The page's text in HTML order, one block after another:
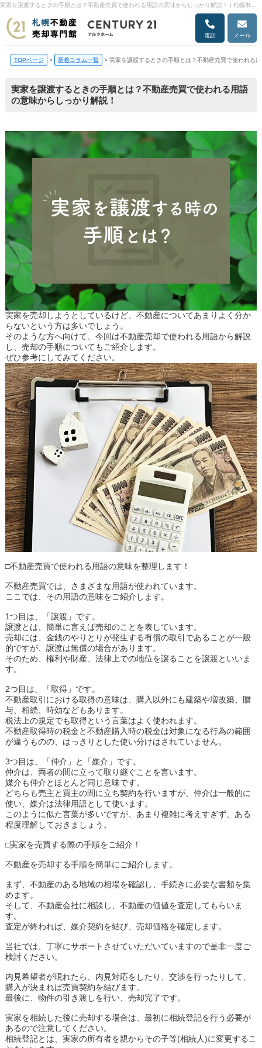
電話 メール
TOPページ > 新着コラム一覧 > 実家を譲渡するときの手順とは？不動産売買で使われる
実家を譲渡するときの手順とは？不動産売買で使われる用語
の意味からしっかり解説！
実家を売却しようとしているけど、不動産についてあまりよく分か
らないという方は多いでしょう。
そのような方へ向けて、今回は不動産売却で使われる用語から解説
し、売却の手順についてもご紹介します。
ぜひ参考にしてみてください。
□不動産売買で使われる用語の意味を整理します！
不動産売買では、さまざまな用語が使われています。
ここでは、その用語の意味をご紹介します。
1つ目は、「譲渡」です。
譲渡とは、簡単に言えば売却のことを表しています。
売却には、金銭のやりとりが発生する有償の取引であることが一般
的ですが、譲渡は無償の場合があります。
そのため、権利や財産、法律上での地位を譲ることを譲渡といいま
す。
2つ目は、「取得」です。
不動産取引における取得の意味は、購入以外にも建築や増改築、贈
与、相続、時効などもあります。
税法上の規定でも取得という言葉はよく使われます。
不動産取得時の税金と不動産購入時の税金は対象になる行為の範囲
が違うものの、はっきりとした使い分けはされていません。
3つ目は、「仲介」と「媒介」です。
仲介は、両者の間に立って取り継ぐことを言います。
媒介も仲介とほとんど同じ意味です。
どちらも売主と買主の間に立ち契約を行いますが、仲介は一般的に
使い、媒介は法律用語として使います。
このように似た言葉が多いですが、あまり複雑に考えすぎず、ある
程度理解しておきましょう。
□実家を売買する際の手順をご紹介！
不動産を売却する手順を簡単にご紹介します。
まず、不動産のある地域の相場を確認し、手続きに必要な書類を集
めます。
そして、不動産会社に相談し、不動産の価値を査定してもらいま
す。
査定が終われば、媒介契約を結び、売却価格を確定します。
当社では、丁寧にサポートさせていただいていますので是非一度ご
検討ください。
内見希望者が現れたら、内見対応をしたり、交渉を行ったりして、
購入が決まれば売買契約を結びます。
最後に、物件の引き渡しを行い、売却完了です。
実家を相続した後に売却する場合は、最初に相続登記を行う必要が
あるので注意してください。
相続登記とは、実家の所有者を親からその子等(相続人)に変更するこ